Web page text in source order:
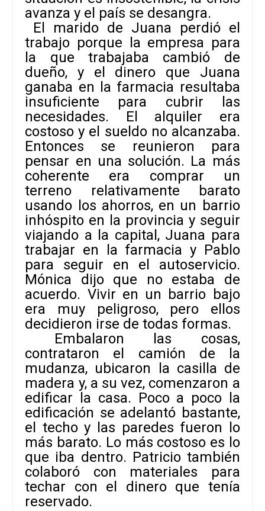
avanza y el país se desangra.
El marido de Juana perdió el
trabajo porque la empresa para
la que trabajaba cambió de
dueño, y el dinero que Juana
ganaba en la farmacia resultaba
insuficiente para cubrir las
necesidades. El alquiler era
costoso y el sueldo no alcanzaba.
Entonces se reunieron para
pensar en una solución. La más
coherente era comprar un
terreno relativamente barato
usando los ahorros, en un barrio
inhóspito en la provincia y seguir
viajando a la capital, Juana para
trabajar en la farmacia y Pablo
para seguir en el autoservicio.
Mónica dijo que no estaba de
acuerdo. Vivir en un barrio bajo
era muy peligroso, pero ellos
decidieron irse de todas formas.
Embalaron las cosas,
contrataron el camión de la
mudanza, ubicaron la casilla de
madera y, a su vez, comenzaron a
edificar la casa. Poco a poco la
edificación se adelantó bastante,
el techo y las paredes fueron lo
más barato. Lo más costoso es lo
que iba dentro. Patricio también
colaboró con materiales para
techar con el dinero que tenía
reservado.